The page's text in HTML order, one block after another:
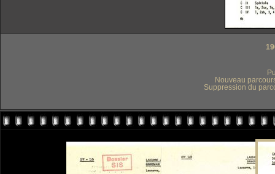
Nouveau
Suppression du